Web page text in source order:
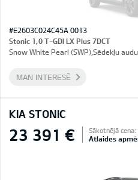
#E2603C024C45A 0013
Stonic 1,0 T-GDI LX Plus 7DCT
Snow White Pearl (SWP),Sēdekļu
MAN INTERESĒ
KIA STONIC
23 391 € Sākotnējā
Atlaides